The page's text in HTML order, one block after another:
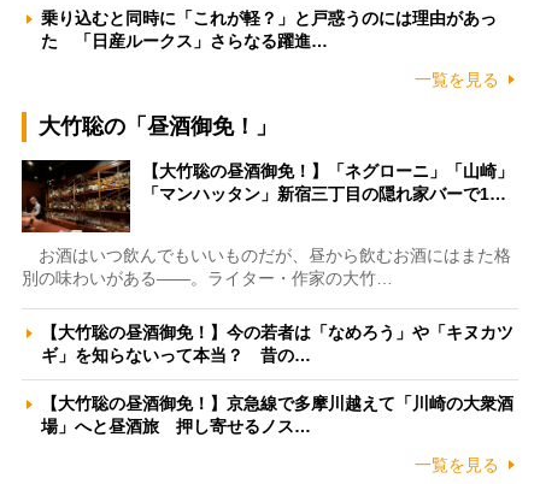
乗り込むと同時に「これが軽？」と戸惑うのには理由があっ
た 「日産ルークス」さらなる躍進…
一覧を見る
大竹聡の「昼酒御免！」
【大竹聡の昼酒御免！】「ネグローニ」「山崎」
「マンハッタン」新宿三丁目の隠れ家バーで1…
お酒はいつ飲んでもいいものだが、昼から飲むお酒にはまた格
別の味わいがある――。ライター・作家の大竹…
【大竹聡の昼酒御免！】今の若者は「なめろう」や「キヌカツ
ギ」を知らないって本当？ 昔の…
【大竹聡の昼酒御免！】京急線で多摩川越えて「川崎の大衆酒
場」へと昼酒旅 押し寄せるノス…
一覧を見る